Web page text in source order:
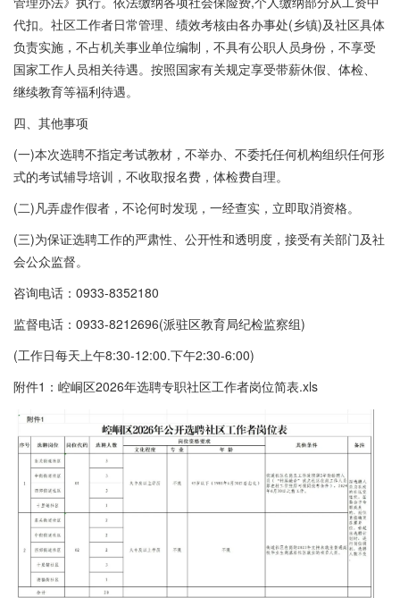
代扣。社区工作者日常管理、绩效考核由各办事处(乡镇)及社区具体
负责实施，不占机关事业单位编制，不具有公职人员身份，不享受
国家工作人员相关待遇。按照国家有关规定享受带薪休假、体检、
继续教育等福利待遇。
四、其他事项
(一)本次选聘不指定考试教材，不举办、不委托任何机构组织任何形
式的考试辅导培训，不收取报名费，体检费自理。
(二)凡弄虚作假者，不论何时发现，一经查实，立即取消资格。
(三)为保证选聘工作的严肃性、公开性和透明度，接受有关部门及社
会公众监督。
咨询电话：0933-8352180
监督电话：0933-8212696(派驻区教育局纪检监察组)
(工作日每天上午8:30-12:00.下午2:30-6:00)
附件1：崆峒区2026年选聘专职社区工作者岗位简表.xls